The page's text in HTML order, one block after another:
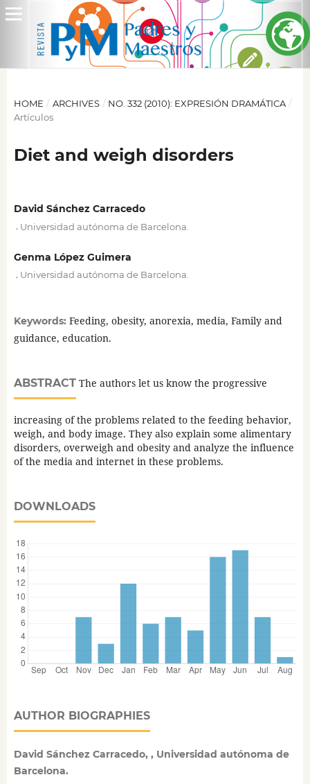
HOME / ARCHIVES / NO. 332 (2010): EXPRESIÓN DRAMÁTICA /
Artículos
Diet and weigh disorders
David Sánchez Carracedo
Universidad autónoma de Barcelona.
Genma López Guimera
Universidad autónoma de Barcelona.
Keywords: Feeding, obesity, anorexia, media, Family and
guidance, education.
ABSTRACTThe authors let us know the progressive
increasing of the problems related to the feeding behavior,
weigh, and body image. They also explain some alimentary
disorders, overweigh and obesity and analyze the influence
of the media and internet in these problems.
DOWNLOADS
AUTHOR BIOGRAPHIES
David Sánchez Carracedo, , Universidad autónoma de
Barcelona.